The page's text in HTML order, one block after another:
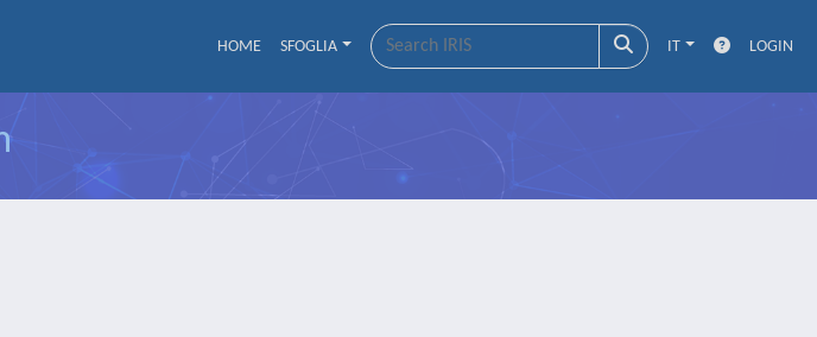
HOME SFOGLIA IT LOGIN